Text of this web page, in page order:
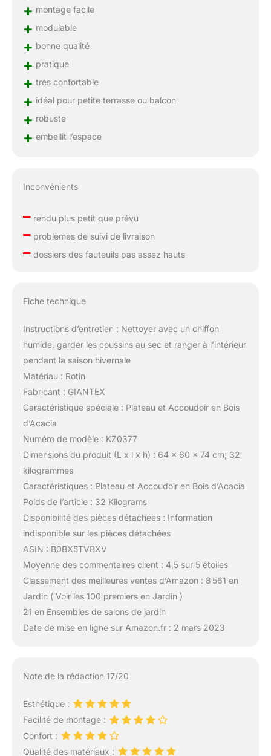
+ montage facile
+ modulable
+ bonne qualité
+ pratique
+ très confortable
+ idéal pour petite terrasse ou balcon
+ robuste
+ embellit l’espace
Inconvénients
–rendu plus petit que prévu
–problèmes de suivi de livraison
–dossiers des fauteuils pas assez hauts
Fiche technique
Instructions d’entretien : Nettoyer avec un chiffon
humide, garder les coussins au sec et ranger à l’intérieur
pendant la saison hivernale
Matériau : Rotin
Fabricant : GIANTEX
Caractéristique spéciale : Plateau et Accoudoir en Bois
d’Acacia
Numéro de modèle : KZ0377
Dimensions du produit (L x l x h) : 64 x 60 x 74 cm; 32
kilogrammes
Caractéristiques : Plateau et Accoudoir en Bois d’Acacia
Poids de l’article : 32 Kilograms
Disponibilité des pièces détachées : Information
indisponible sur les pièces détachées
ASIN : B0BX5TVBXV
Moyenne des commentaires client : 4,5 sur 5 étoiles
Classement des meilleures ventes d’Amazon : 8 561 en
Jardin ( Voir les 100 premiers en Jardin )
21 en Ensembles de salons de jardin
Date de mise en ligne sur Amazon.fr : 2 mars 2023
Note de la rédaction 17/20
Esthétique :
Facilité de montage :
Confort :
Qualité des matériaux :